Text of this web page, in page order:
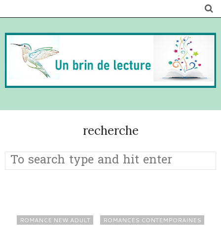
recherche
ROMANCE NEW ADULT ROMANCES CONTEMPORAINES